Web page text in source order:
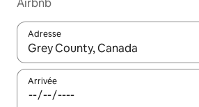
Airbnb
Adresse
Lorsque les résultats s'affichent,
Arrivée